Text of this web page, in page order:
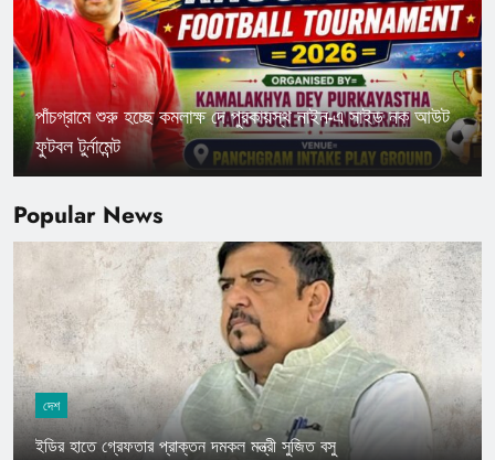
Popular News
দেশ
ইডির হাতে গ্রেফতার প্রাক্তন দমকল মন্ত্রী সুজিত বসু
পাঁচগ্রামে শুরু হচ্ছে কমলাক্ষ দে পুরকায়স্থ নাইন-এ সাইড নক আউট
ফুটবল টুর্নামেন্ট